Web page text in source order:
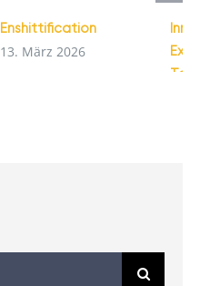
Enshittification
13. März 2026
Tests